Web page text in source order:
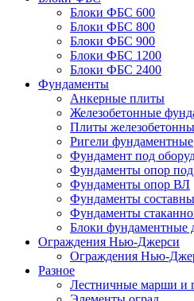
Блоки ФБС 600
Блоки ФБС 800
Блоки ФБС 900
Блоки ФБС 1200
Блоки ФБС 2400
Фундаменты
Анкерные плиты
Железобетонные
Плиты
Ригели фундаментные
Фундамент под
Фундаменты опор под
Фундаменты опор ВЛ
Фундаменты
Фундаменты
Блоки фундаментные
Ограждения Нью-Джерси
Ограждения Нью-
Разное
Лестничные марши и